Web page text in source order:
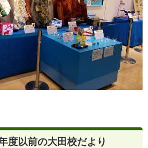
度以前の大田校だより